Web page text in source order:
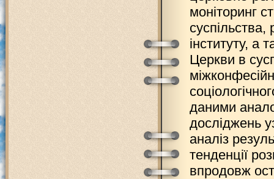
моніторинг
суспільства,
інституту, а
Церкви в
даними
досліджень
аналіз
тенденції
впродовж